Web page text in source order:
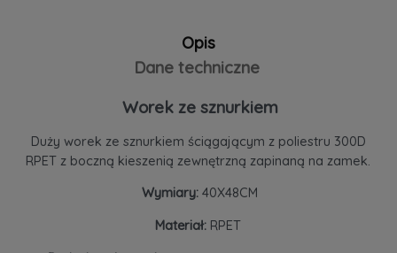
Opis
Dane techniczne
Worek ze sznurkiem
Duży worek ze sznurkiem ściągającym z poliestru 300D
RPET z boczną kieszenią zewnętrzną zapinaną na zamek.
Wymiary: 40X48CM
Materiał: RPET